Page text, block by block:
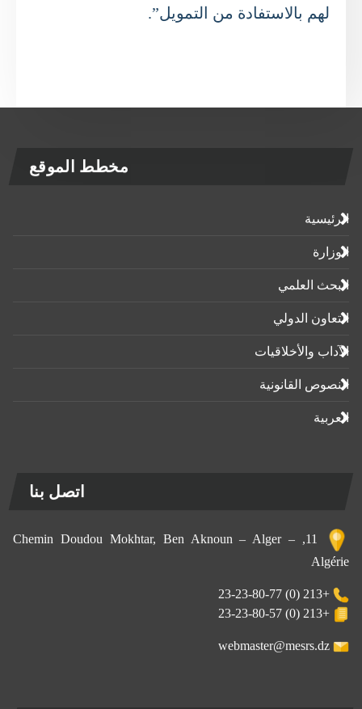
لهم بالاستفادة من التمويل”.
مخطط الموقع
الرئيسية
الوزارة
البحث العلمي
التعاون الدولي
الآداب واﻷخلاقيات
النصوص القانونية
العربية
اتصل بنا
11, Chemin Doudou Mokhtar, Ben Aknoun – Alger –
Algérie
+213 (0) 23-23-80-77
+213 (0) 23-23-80-57
webmaster@mesrs.dz